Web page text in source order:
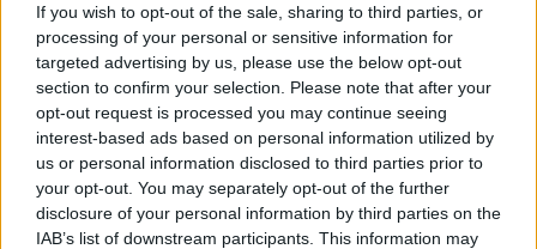
If you wish to opt-out of the sale, sharing to third parties, or
processing of your personal or sensitive information for
targeted advertising by us, please use the below opt-out
section to confirm your selection. Please note that after your
opt-out request is processed you may continue seeing
interest-based ads based on personal information utilized by
us or personal information disclosed to third parties prior to
your opt-out. You may separately opt-out of the further
disclosure of your personal information by third parties on the
IAB’s list of downstream participants. This information may
Και συνεχίζει: «Αυτό που προκαλούσε δυσφορία.
Τίποτα σχετικά με το να είμαι έγκυος δεν μου
φαινόταν "θηλυκό" – στην πραγματικότητα, νομίζω
ότι το να κυοφορείς ένα παιδί, απομονωμένος
λόγω της πανδημίας και να πηγαίνεις σε όλα τα
νοσοκομεία και τα ραντεβού μόνος ήταν το πιο
σκληρό, πιο γενναίο πράγμα που έχω κάνει ποτέ.